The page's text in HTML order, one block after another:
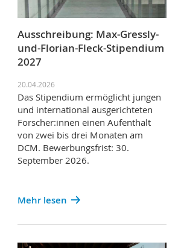
Ausschreibung: Max-Gressly-
und-Florian-Fleck-Stipendium
2027
20.04.2026
Das Stipendium ermöglicht jungen
und international ausgerichteten
Forscher:innen einen Aufenthalt
von zwei bis drei Monaten am
DCM. Bewerbungsfrist: 30.
September 2026.
Mehr lesen